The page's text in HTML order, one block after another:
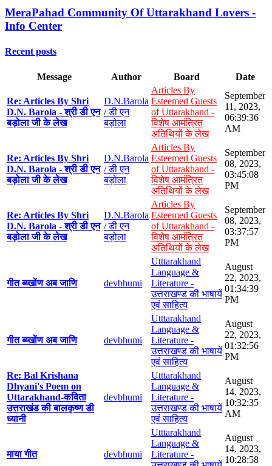
MeraPahad Community Of Uttarakhand Lovers -
Info Center
Recent posts
Message Author Board Date
Re: Articles By Shri
D.N. Barola - श्री डी एन
बड़ोला जी के लेख
D.N.Barola
/ डी एन
बड़ोला
Articles By
Esteemed Guests
of Uttarakhand -
विशेष आमंत्रित
अतिथियों के लेख
September
11, 2023,
06:39:36
AM
Re: Articles By Shri
D.N. Barola - श्री डी एन
बड़ोला जी के लेख
D.N.Barola
/ डी एन
बड़ोला
Articles By
Esteemed Guests
of Uttarakhand -
विशेष आमंत्रित
अतिथियों के लेख
September
08, 2023,
03:45:08
PM
Re: Articles By Shri
D.N. Barola - श्री डी एन
बड़ोला जी के लेख
D.N.Barola
/ डी एन
बड़ोला
Articles By
Esteemed Guests
of Uttarakhand -
विशेष आमंत्रित
अतिथियों के लेख
September
08, 2023,
03:37:57
PM
गीत ब्य्खोंण अब जाणि devbhumi
Utttarakhand
Language &
Literature -
उत्तराखण्ड की भाषायें
एवं साहित्य
August
22, 2023,
01:34:39
PM
गीत ब्य्खोंण अब जाणि devbhumi
Utttarakhand
Language &
Literature -
उत्तराखण्ड की भाषायें
एवं साहित्य
August
22, 2023,
01:32:56
PM
Re: Bal Krishana
Dhyani's Poem on
Uttarakhand-कविता
उत्तराखंड की बालकृष्ण डी
ध्यानी
devbhumi
Utttarakhand
Language &
Literature -
उत्तराखण्ड की भाषायें
एवं साहित्य
August
14, 2023,
10:32:35
AM
माया गीत devbhumi
Utttarakhand
Language &
Literature -
August
14, 2023,
10:28:58